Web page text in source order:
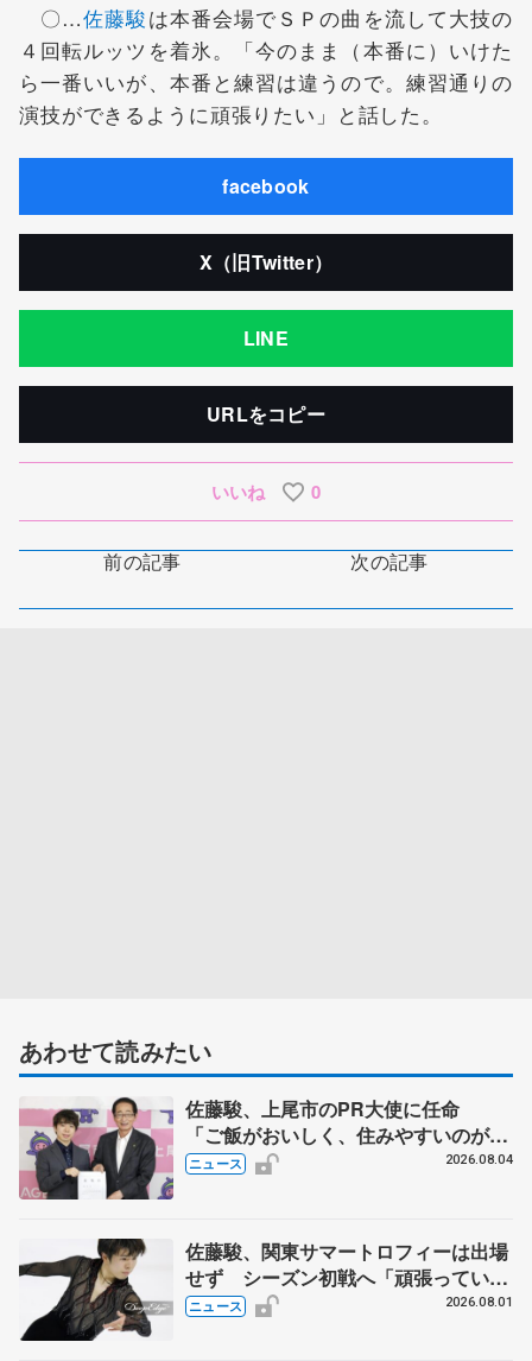
〇…佐藤駿は本番会場でＳＰの曲を流して大技の
４回転ルッツを着氷。「今のまま（本番に）いけた
ら一番いいが、本番と練習は違うので。練習通りの
演技ができるように頑張りたい」と話した。
facebook
X（旧Twitter）
LINE
URLをコピー
いいね 0
前の記事 次の記事
あわせて読みたい
佐藤駿、上尾市のPR大使に任命
「ご飯がおいしく、住みやすいのが魅
力」
ニュース 2026.08.04
佐藤駿、関東サマートロフィーは出場
せず シーズン初戦へ「頑張っていき
ます」
ニュース 2026.08.01